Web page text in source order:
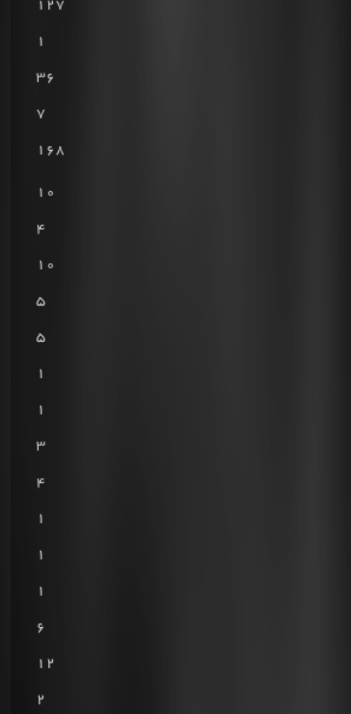
127
1
36
7
168
10
4
10
5
5
1
1
3
4
1
1
1
6
12
2